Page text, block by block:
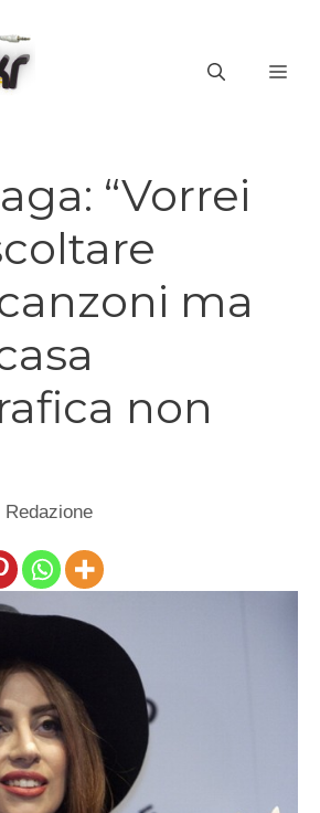
“Vorrei
ma
non
Redazione